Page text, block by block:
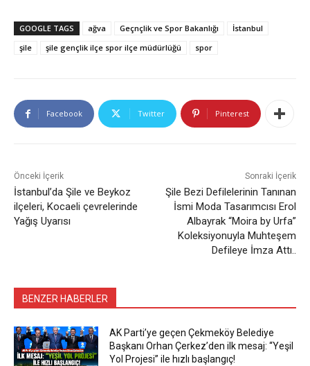
GOOGLE TAGS ağva Geçnçlik ve Spor Bakanlığı
İstanbul
şile
şile gençlik ilçe spor ilçe müdürlüğü spor
Facebook Twitter Pinterest
Önceki İçerik
İstanbul’da Şile ve Beykoz
ilçeleri, Kocaeli çevrelerinde
Yağış Uyarısı
Sonraki İçerik
Şile Bezi Defilelerinin Tanınan
İsmi Moda Tasarımcısı Erol
Albayrak “Moira by Urfa”
Koleksiyonuyla Muhteşem
Defileye İmza Attı..
BENZER HABERLER
AK Parti’ye geçen Çekmeköy Belediye
Başkanı Orhan Çerkez’den ilk mesaj: “Yeşil
Yol Projesi” ile hızlı başlangıç!